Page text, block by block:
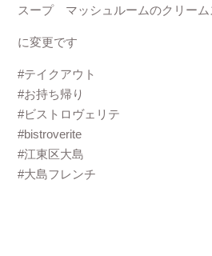
スープ マッシュルームのクリーム
に変更です
#テイクアウト
#お持ち帰り
#ビストロヴェリテ
#bistroverite
#江東区大島
#大島フレンチ